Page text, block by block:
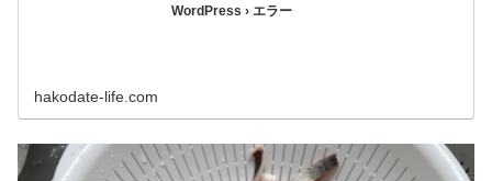
WordPress › エラー
hakodate-life.com